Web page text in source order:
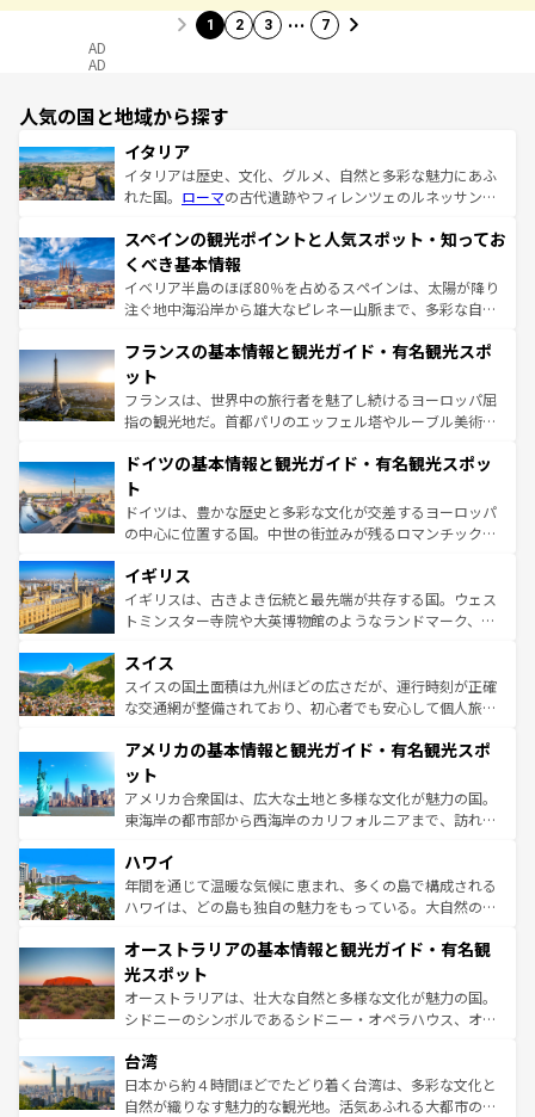
1 2 3 … 7
AD
AD
人気の国と地域から探す
イタリア
イタリアは歴史、文化、グルメ、自然と多彩な魅力にあふ
れた国。 ローマの古代遺跡やフィレンツェのルネッサンス
ろん、トスカーナの美しい田園風景やアマルフィ海岸の絶
景など、自然景観も見逃せない。観光の合間には、本場の
ピザやパスタなど、絶品のイタリア料理を堪能することも
できる。朝目覚めてから夜眠るまで、すべての瞬間を楽し
なお、新着のイタリア情報はコンテンツ一覧を参照してほ
しい。
スペインの観光ポイントと人気スポット・知ってお
くべき基本情報
イベリア半島のほぼ80％を占めるスペインは、太陽が降り
注ぐ地中海沿岸から雄大なピレネー山脈まで、多彩な自然
文化が根付くこの国では、情熱的なフラメンコ、熱気あふ
れる闘牛、そして美味しいタパスが生活の一部となってい
る。首都マドリードの洗練された雰囲気や、バルセロナの
アートに溢れた街角から、地方では古代ローマ遺跡や中世
せる。地方によって風土や気候が異なるスペインはその個
ンテンツ一覧 を参照してほしい。
フランスの基本情報と観光ガイド・有名観光スポ
ット
フランスは、世界中の旅行者を魅了し続けるヨーロッパ屈
指の観光地だ。首都パリのエッフェル塔やルーブル美術館
で、幅広い魅力が詰まっている。華麗な宮殿、歴史的な大
聖堂、美しいビーチ、そして豊かな自然が、訪れる者を心
から魅了する。また、フランスは美食の国としても知ら
れ、フランス料理はユネスコ無形文化遺産にも登録されて
香り高いラベンダー畑など、多彩な楽しみ方が可能だ。さ
らに、パリ以外の地域にも魅力が溢れており、どの街角に
も豊かな歴史と文化が息づいている。パリ以外の個性あふ
を参照してほしい。
ドイツの基本情報と観光ガイド・有名観光スポッ
ト
ドイツは、豊かな歴史と多彩な文化が交差するヨーロッパ
の中心に位置する国。中世の街並みが残るロマンチック街
顔を持つこの国は、どこを歩いても飽きることがない。ベ
ルリンの文化的活気、バイエルン州のアルプスの絶景、そ
してライン川沿いのワイン畑といった風景は必見。ビール
は、お酒好きな人にはぜひ体験してほしい。 なお、新着の
ドイツ情報はコンテンツ一覧を参照してほしい。
イギリス
イギリスは、古きよき伝統と最先端が共存する国。ウェス
トミンスター寺院や大英博物館のようなランドマーク、歴
リアごとに異なる魅力がある。また、優雅なアフタヌーン
ティー、ビール好きにはたまらない英国パブ、サッカー観
戦など、本場だからこそできる体験も豊富。イギリスを旅
ンツ一覧を参照してほしい。
スイス
スイスの国土面積は九州ほどの広さだが、運行時刻が正確
な交通網が整備されており、初心者でも安心して個人旅行
の建物がそのまま残る町や、スイスならではのユニークな
博物館もあり、アルプス観光だけでなく町歩きも満喫する
ことができる。国民の所得が高いため物価も高いが、旅行
者向けの交通パス提供のサービスもあり、うまく活用すれ
着のスイス情報は
アメリカの基本情報と観光ガイド・有名観光スポ
ット
アメリカ合衆国は、広大な土地と多様な文化が魅力の国。
東海岸の都市部から西海岸のカリフォルニアまで、訪れる
のような巨大都市は、観光、ショッピング、エンターテイ
ンメントが詰まった刺激的なスポットだ。一方、アメリカ
西部には大自然が広がり、グランドキャニオンやイエロー
部のニューオーリンズでは、音楽と美食が融合した独特の
文化が魅力。旅行者はアメリカの各地域で異なる魅力を楽
しみながら、その多様性と豊かな歴史を感じることができ
るだろう。車でのロードトリップや列車の旅も、アメリカ
情報は
ハワイ
年間を通じて温暖な気候に恵まれ、多くの島で構成される
ハワイは、どの島も独自の魅力をもっている。大自然の神
ワイ島は見逃せない。また、定番の観光地といえばオアフ
島だが、静かな自然を求めるならマウイ島やカウアイ島が
おすすめ。エメラルドグリーンに輝く海をはじめ、豊かな
文化や歴史が息づいている。「アロハスピリット」と呼ば
人々、おいしいローカルフードやハワイアンミュージッ
ク、伝統的なフラダンスなど、すべてがハワイの魅力を彩
っている。訪れるたびに新しい発見と感動が待っているハ
オーストラリアの基本情報と観光ガイド・有名観
光スポット
オーストラリアは、壮大な自然と多様な文化が魅力の国。
シドニーのシンボルであるシドニー・オペラハウス、オー
リアリーフや大陸中央部にそびえるウルル（エアーズロッ
ク）、タスマニアの美しい原生林やケアンズの熱帯雨林な
ど、見どころがたくさん。また、カフェやワイン、オージ
台湾
日本から約４時間ほどでたどり着く台湾は、多彩な文化と
自然が織りなす魅力的な観光地。活気あふれる大都市の台